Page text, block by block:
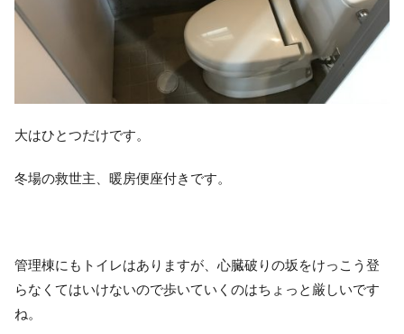
大はひとつだけです。
冬場の救世主、暖房便座付きです。
管理棟にもトイレはありますが、心臓破りの坂をけっこう登
らなくてはいけないので歩いていくのはちょっと厳しいです
ね。